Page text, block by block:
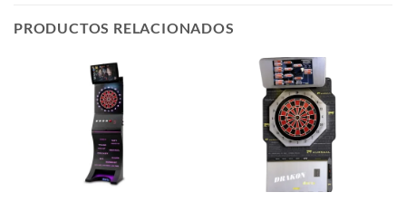
PRODUCTOS RELACIONADOS